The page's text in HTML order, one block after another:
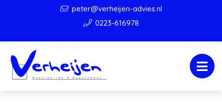
peter@verheijen-advies.nl
0223-616978